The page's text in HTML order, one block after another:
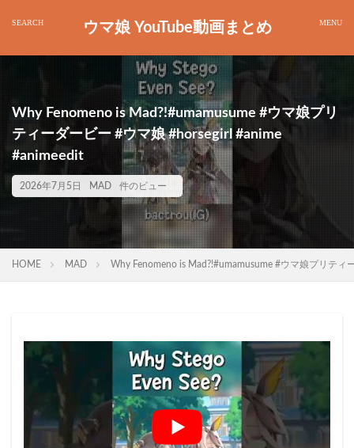
ウマ娘 YouTube動画まとめ
Why Fenomeno is Mad?!#umamusume #ウマ娘プリ
ティーダービー #ウマ娘 #horsegirl #anime
#animeedit
2026年7月5日 MAD 件のビュー
HOME MAD Why Fenomeno is Mad?!#umamusume #ウマ娘プリテ